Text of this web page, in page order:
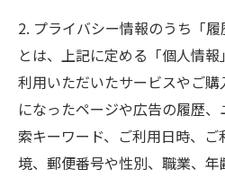
2. プライバシー情報のうち「履
とは、上記に定める「個人情
利用いただいたサービスやご
になったページや広告の履歴
索キーワード、ご利用日時、
境、郵便番号や性別、職業、